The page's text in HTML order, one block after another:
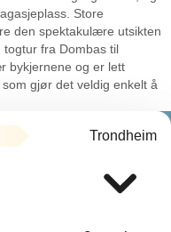
Store
den spektakulære utsikten
togtur fra Dombas til
bykjernene og er lett
gjør det veldig enkelt å
Trondheim